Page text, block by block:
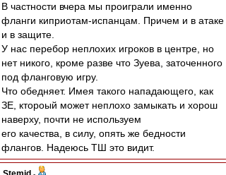
В частности вчера мы проиграли именно
фланги киприотам-испанцам. Причем и в атаке
и в защите.
У нас перебор неплохих игроков в центре, но
нет никого, кроме разве что Зуева, заточенного
под фланговую игру.
Что обедняет. Имея такого нападающего, как
ЗЕ, ктороый может неплохо замыкать и хорош
наверху, почти не используем
его качества, в силу, опять же бедности
флангов. Надеюсь ТШ это видит.